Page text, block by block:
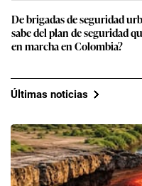
De brigadas de seguridad
sabe del plan de seguridad
en marcha en Colombia?
Últimas noticias